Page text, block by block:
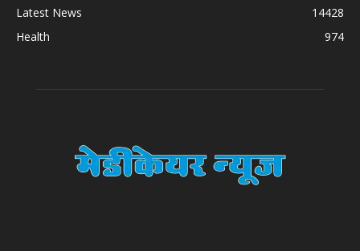
Carewell Ayurveda
Dr. Madhukar Pharmaceuticals (P) Ltd
Latest News
14428
Health
974